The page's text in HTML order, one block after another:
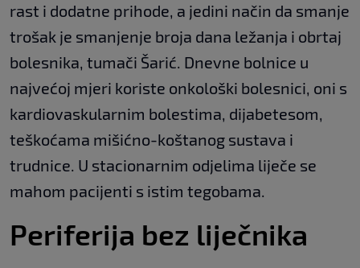
rast i dodatne prihode, a jedini način da smanje
trošak je smanjenje broja dana ležanja i obrtaj
bolesnika, tumači Šarić. Dnevne bolnice u
najvećoj mjeri koriste onkološki bolesnici, oni s
kardiovaskularnim bolestima, dijabetesom,
teškoćama mišićno-koštanog sustava i
trudnice. U stacionarnim odjelima liječe se
mahom pacijenti s istim tegobama.
Periferija bez liječnika